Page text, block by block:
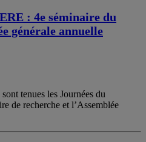
: 4e séminaire du
générale annuelle
tenues les Journées du
de recherche et l’Assemblée